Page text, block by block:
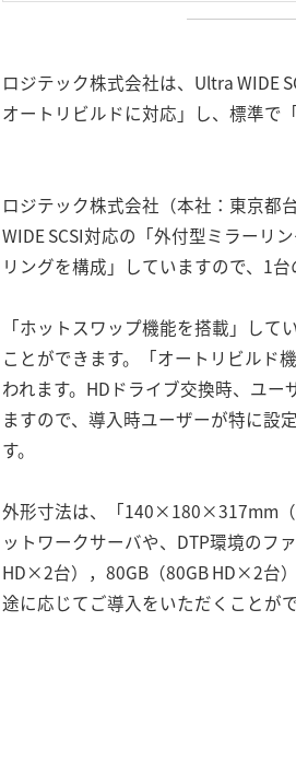
ロジテック株式会社は、Ultra WIDE
オートリビルドに対応」し、標準で
ロジテック株式会社（本社：東京
WIDE SCSI対応の「外付型ミラーリ
リングを構成」していますので、1
「ホットスワップ機能を搭載」し
ことができます。「オートリビルド
われます。HDドライブ交換時、ユ
ますので、導入時ユーザーが特に設
す。
外形寸法は、「140×180×317mm
ットワークサーバや、DTP環境のフ
HD×2台），80GB（80GB HD×2台
途に応じてご導入をいただくことがで